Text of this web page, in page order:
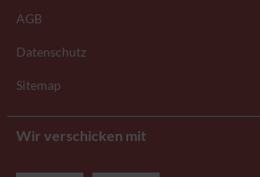
AGB
Datenschutz
Sitemap
Wir verschicken mit